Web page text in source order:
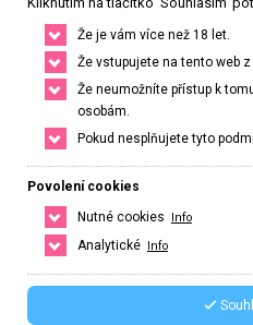
Elizabeth
Veřejný profil
Počet sledujících
Že je vám více než 18 let.
Že vstupujete na tento web
Že neumožníte přístup k
osobám.
Pokud nesplňujete tyto
Povolení cookies
Nutné cookies
Info
Analytické Info